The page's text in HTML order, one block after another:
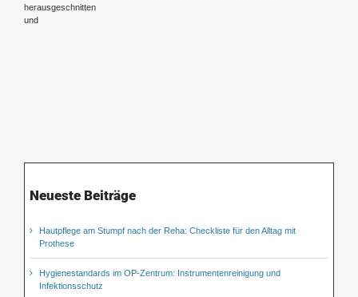
herausgeschnitten
und
Neueste Beiträge
Hautpflege am Stumpf nach der Reha: Checkliste für den Alltag mit
Prothese
Hygienestandards im OP-Zentrum: Instrumentenreinigung und
Infektionsschutz